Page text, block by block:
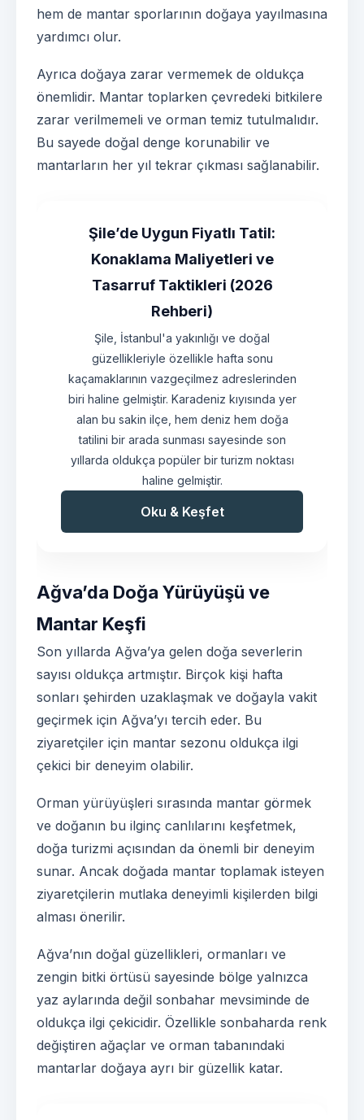
hem de mantar sporlarının doğaya yayılmasına
yardımcı olur.
Ayrıca doğaya zarar vermemek de oldukça
önemlidir. Mantar toplarken çevredeki bitkilere
zarar verilmemeli ve orman temiz tutulmalıdır.
Bu sayede doğal denge korunabilir ve
mantarların her yıl tekrar çıkması sağlanabilir.
Şile’de Uygun Fiyatlı Tatil:
Konaklama Maliyetleri ve
Tasarruf Taktikleri (2026
Rehberi)
Şile, İstanbul'a yakınlığı ve doğal
güzellikleriyle özellikle hafta sonu
kaçamaklarının vazgeçilmez adreslerinden
biri haline gelmiştir. Karadeniz kıyısında yer
alan bu sakin ilçe, hem deniz hem doğa
tatilini bir arada sunması sayesinde son
yıllarda oldukça popüler bir turizm noktası
haline gelmiştir.
Oku & Keşfet
Ağva’da Doğa Yürüyüşü ve
Mantar Keşfi
Son yıllarda Ağva’ya gelen doğa severlerin
sayısı oldukça artmıştır. Birçok kişi hafta
sonları şehirden uzaklaşmak ve doğayla vakit
geçirmek için Ağva’yı tercih eder. Bu
ziyaretçiler için mantar sezonu oldukça ilgi
çekici bir deneyim olabilir.
Orman yürüyüşleri sırasında mantar görmek
ve doğanın bu ilginç canlılarını keşfetmek,
doğa turizmi açısından da önemli bir deneyim
sunar. Ancak doğada mantar toplamak isteyen
ziyaretçilerin mutlaka deneyimli kişilerden bilgi
alması önerilir.
Ağva’nın doğal güzellikleri, ormanları ve
zengin bitki örtüsü sayesinde bölge yalnızca
yaz aylarında değil sonbahar mevsiminde de
oldukça ilgi çekicidir. Özellikle sonbaharda renk
değiştiren ağaçlar ve orman tabanındaki
mantarlar doğaya ayrı bir güzellik katar.